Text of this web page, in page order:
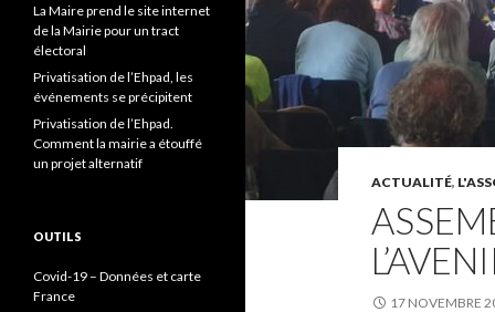
ACTUALITÉ,
17 NOVEMBRE
La Maire prend le site internet
de la Mairie pour un tract
électoral
Privatisation de l’Ehpad, les
événements se précipitent
Privatisation de l’Ehpad.
Comment la mairie a étouffé
un projet alternatif
OUTILS
Covid-19 – Données et carte
France